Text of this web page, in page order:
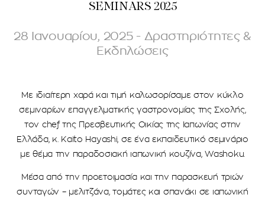
SEMINARS 2025
28 Ιανουαρίου, 2025 - Δραστηριότητες &
Εκδηλώσεις
Με ιδιαίτερη χαρά και τιμή καλωσορίσαμε στον κύκλο
σεμιναρίων επαγγελματικής γαστρονομίας της Σχολής,
τον chef της Πρεσβευτικής Οικίας της Ιαπωνίας στην
Ελλάδα, κ. Kaito Hayashi, σε ένα εκπαιδευτικό σεμινάριο
με θέμα την παραδοσιακή ιαπωνική κουζίνα, Washoku.
Μέσα από την προετοιμασία και την παρασκευή τριών
συνταγών – μελιτζάνα, τομάτες και σπανάκι σε ιαπωνική